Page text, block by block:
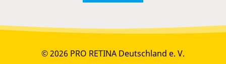
© 2026 PRO RETINA Deutschland e. V.